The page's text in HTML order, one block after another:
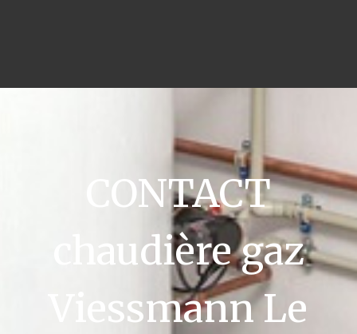
CONTACT
chaudière gaz
Viessmann Le